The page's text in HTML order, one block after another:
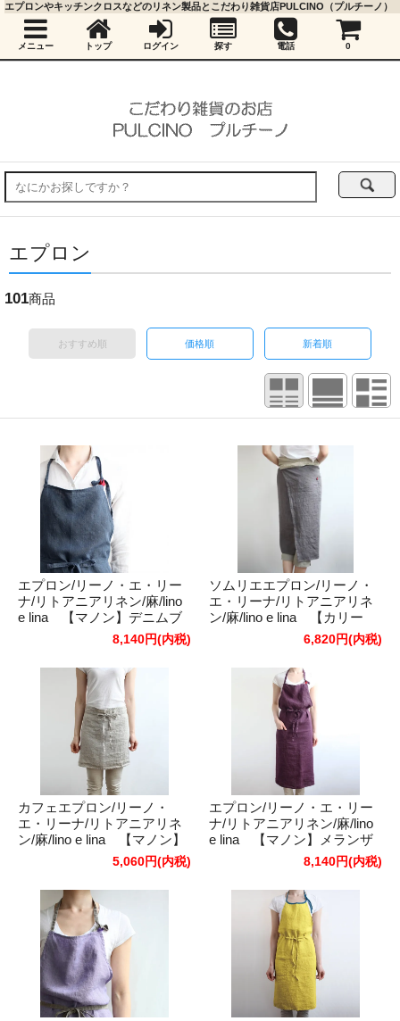
エプロン
101商品
おすすめ順 価格順 新着順
エプロン/リーノ・エ・リー
ナ/リトアニアリネン/麻/lino
e lina 【マノン】デニムブ
8,140円(内税)
ソムリエエプロン/リーノ・
エ・リーナ/リトアニアリネ
ン/麻/lino e lina 【カリー
6,820円(内税)
カフェエプロン/リーノ・
エ・リーナ/リトアニアリネ
ン/麻/lino e lina 【マノン】
5,060円(内税)
エプロン/リーノ・エ・リー
ナ/リトアニアリネン/麻/lino
e lina 【マノン】メランザ
8,140円(内税)
エプロンやキッチンクロスなどのリネン製品とこだわり雑貨店PULCINO（プルチーノ）
メニュー トップ ログイン 探す 電話 0